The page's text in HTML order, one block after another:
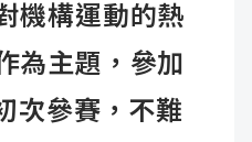
機構運動的熱
為主題，參加
次參賽，不難